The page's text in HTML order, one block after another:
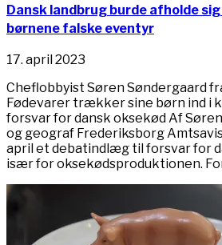
Dansk landbrug burde afholde
børnene falske eventyr
17. april 2023
Cheflobbyist Søren Søndergaard
Fødevarer trækker sine børn ind i
forsvar for dansk oksekød Af
og geograf Frederiksborg
april et debatindlæg til forsvar for
især for oksekødsproduktionen.